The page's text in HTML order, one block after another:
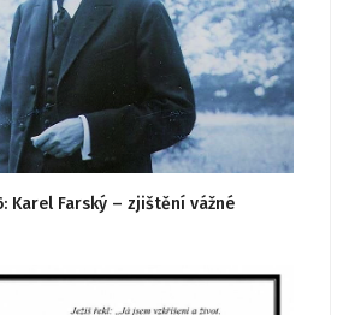
Karel Farský – zjištění vážné